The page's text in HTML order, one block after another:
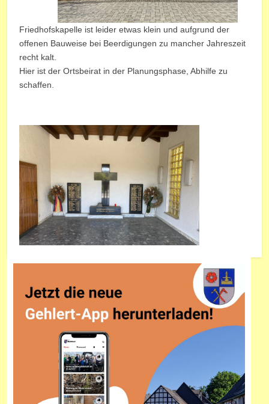
Friedhofskapelle ist leider etwas klein und aufgrund der
offenen Bauweise bei Beerdigungen zu mancher Jahreszeit
recht kalt.
Hier ist der Ortsbeirat in der Planungsphase, Abhilfe zu
schaffen.